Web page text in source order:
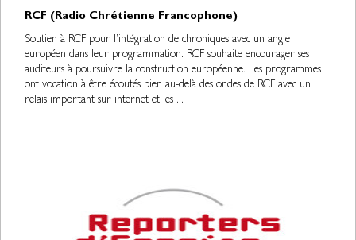
RCF (Radio Chrétienne Francophone)
Soutien à RCF pour l’intégration de chroniques avec un angle
européen dans leur programmation. RCF souhaite encourager ses
auditeurs à poursuivre la construction européenne. Les programmes
ont vocation à être écoutés bien au-delà des ondes de RCF avec un
relais important sur internet et les ...